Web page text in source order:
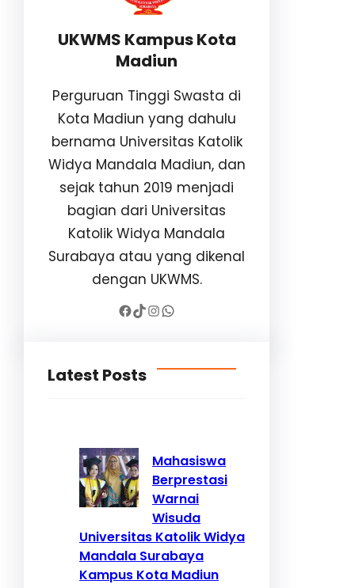
UKWMS Kampus Kota
Madiun
Perguruan Tinggi Swasta di
Kota Madiun yang dahulu
bernama Universitas Katolik
Widya Mandala Madiun, dan
sejak tahun 2019 menjadi
bagian dari Universitas
Katolik Widya Mandala
Surabaya atau yang dikenal
dengan UKWMS.
Facebook TikTok InstagramWhatsApp
Latest Posts
Mahasiswa
Berprestasi
Warnai
Wisuda
Universitas Katolik Widya
Mandala Surabaya
Kampus Kota Madiun